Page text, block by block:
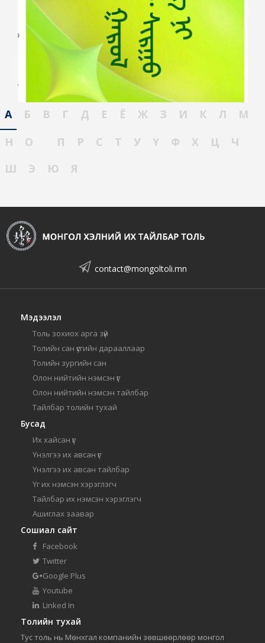
А Б В Г Д Е Ё Ж З И К Л
М
Н
О П Р С Т У Ү Ф Х Ц
Ч
Ш
Э Ю Я
contact@mongoltoli.mn
Мэдээлэл
Толь зохиох арга зүй
Толийн сан үсгийн дарааллаар
Толийн зургийн сан
Олон нийтийн нэмсэн үг
Олон нийтийн нэмсэн тайлбар
Тайлбар толийн тухай
Бусад
Их хайсан үг
Үнэлгээ их авсан үг
Үнэлгээ их авсан тайлбар
Үг их нэмсэн хэрэглэгч
Тайлбар их нэмсэн хэрэглэгч
Ашиглах заавар
Сошиал сайт
Facebook
Twitter
Google Plus
Youtube
Linked In
Толийн тухай
Тус толь нь Мөнхгал компанийн зөвшөөрлөөр монгол